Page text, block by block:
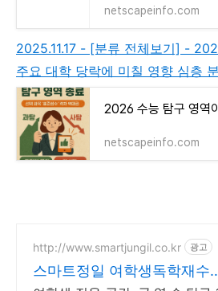
netscapeinfo.com
2025.11.17 - [분류 전체보기] -
주요 대학 당락에 미칠 영향 심층
netscapeinfo.com
http://www.smartjungil.co.kr 광고
스마트정일 여학생독학재수